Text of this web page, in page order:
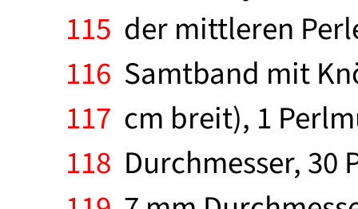
115 der mittleren
116 Samtband mit
117 cm breit), 1
118 Durchmesser,